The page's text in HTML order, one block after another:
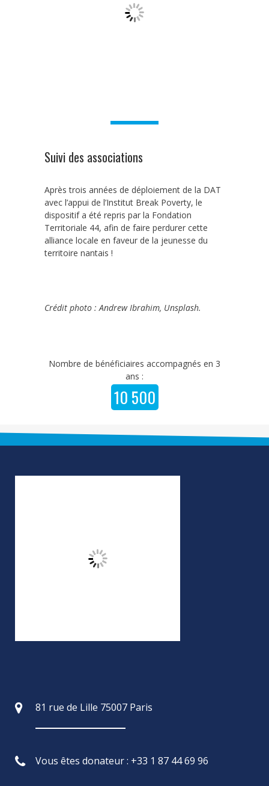
Suivi des associations
Après trois années de déploiement de la DAT
avec l’appui de l’Institut Break Poverty, le
dispositif a été repris par la Fondation
Territoriale 44, afin de faire perdurer cette
alliance locale en faveur de la jeunesse du
territoire nantais !
Crédit photo : Andrew Ibrahim, Unsplash.
Nombre de bénéficiaires accompagnés en 3
ans :
10 500
81 rue de Lille 75007 Paris
Vous êtes donateur : +33 1 87 44 69 96